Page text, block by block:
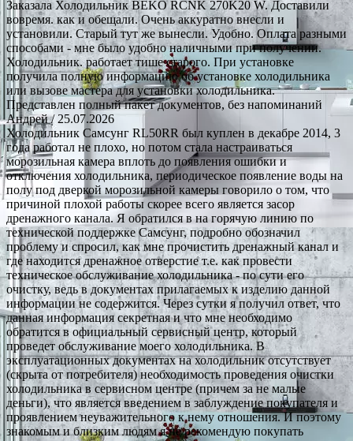
Заказала Холодильник BEKO RCNK 270K20 W. Доставили
вовремя. как и обещали. Очень аккуратно внесли и
установили. Старый тут же вынесли. Удобно. Оплата разными
способами - мне было удобно наличными при получении.
Холодильник. работает тише старого. При установке
получила полную информацию об установке холодильника
или вызове мастера для установки холодильника.
Представлен полный пакет документов, без напоминаний
Андрей/ 25.07.2026
Холодильник Самсунг RL50RR был куплен в декабре 2014, 3
года работал не плохо, но потом стала настраиваться
морозильная камера вплоть до появления ошибки и
отключения холодильника, периодическое появление воды на
полу под дверкой морозильной камеры говорило о том, что
причиной плохой работы скорее всего является засор
дренажного канала. Я обратился в на горячую линию по
технической поддержке Самсунг, подробно обозначил
проблему и спросил, как мне прочистить дренажный канал и
где находится дренажное отверстие т.е. как провести
техническое обслуживание холодильника - по сути его
очистку, ведь в документах прилагаемых к изделию данной
информации не содержится. Через сутки я получил ответ, что
данная информация секретная и что мне необходимо
обратится в официальный сервисный центр, который
проведет обслуживание моего холодильника. В
эксплуатационных документах на холодильник отсутствует
(скрыта от потребителя) необходимость проведения очистки
холодильника в сервисном центре (причем за не малые
деньги), что является введением в заблуждение покупателя и
проявлением неуважительного к нему отношения. И поэтому
знакомым и близким людям я не рекомендую покупать